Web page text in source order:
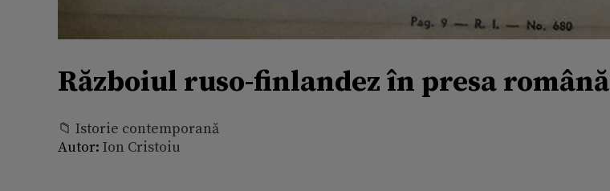
Războiul ruso-finlandez în presa română
📁 Istorie contemporană
Autor: Ion Cristoiu